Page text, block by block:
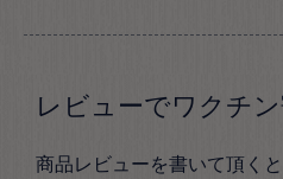
レビューでワクチ
商品レビューを書いて頂く